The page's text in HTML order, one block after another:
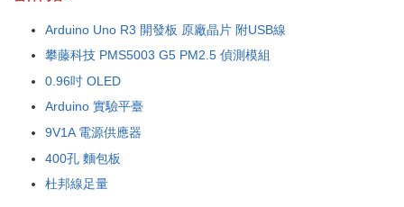
Arduino Uno R3 開發板 原廠晶片 附USB線
攀藤科技 PMS5003 G5 PM2.5 偵測模組
0.96吋 OLED
Arduino 實驗平臺
9V1A 電源供應器
400孔 麵包板
杜邦線足量